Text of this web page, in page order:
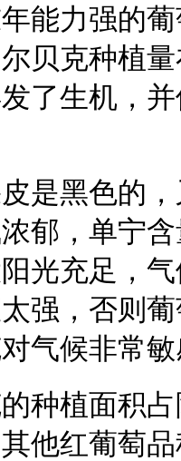
能力强的
贝克种植
了生机，
是黑色的
郁，单宁
光充足，
强，否则
气候非常
种植面积
他红葡萄